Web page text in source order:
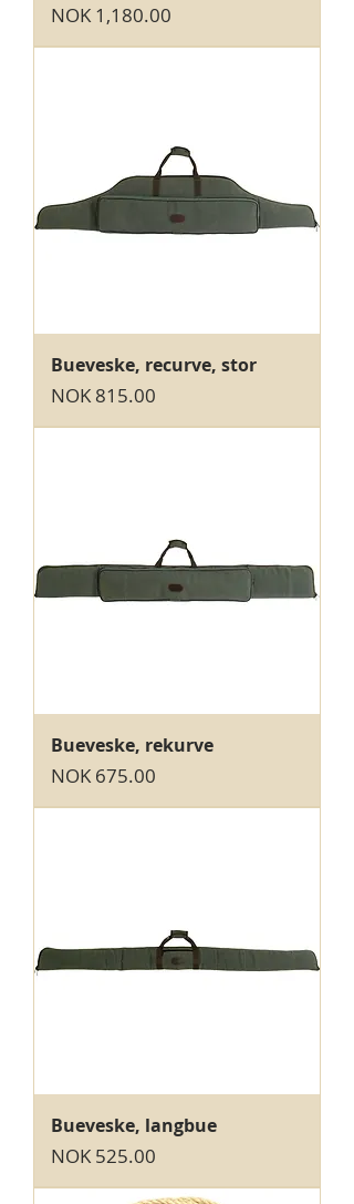
Price
NOK 1,180.00
Bueveske, recurve, stor
Price
NOK 815.00
Bueveske, rekurve
Price
NOK 675.00
Bueveske, langbue
Price
NOK 525.00